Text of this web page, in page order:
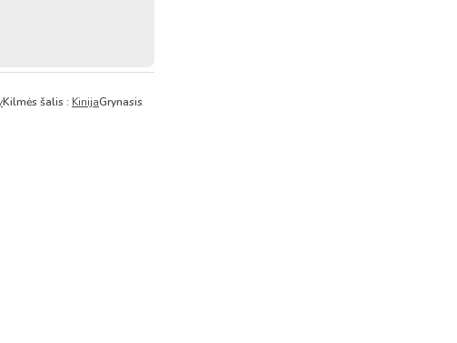
Kilmės šalis : KinijaGrynasis